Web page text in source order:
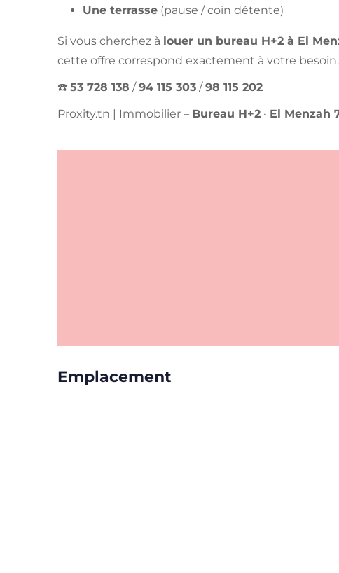
Une terrasse (pause / coin détente)
Si vous cherchez à louer un bureau H+2 à El
cette offre correspond exactement à votre besoin.
☎️ 53 728 138 /94 115 303 /98 115 202
Proxity.tn | Immobilier – Bureau H+2 • El Menzah
Emplacement